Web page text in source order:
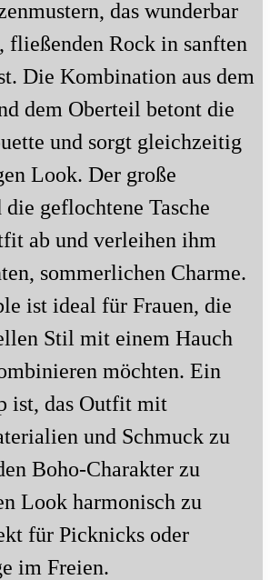
das wunderbar
fließenden Rock in sanften
Die Kombination aus dem
dem Oberteil betont die
und sorgt gleichzeitig
Look. Der große
die geflochtene Tasche
ab und verleihen ihm
sommerlichen Charme.
ist ideal für Frauen, die
Stil mit einem Hauch
möchten. Ein
ist, das Outfit mit
und Schmuck zu
Boho-Charakter zu
Look harmonisch zu
für Picknicks oder
im Freien.